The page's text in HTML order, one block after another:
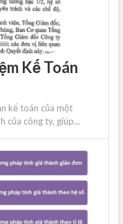
Kế Toán
kế toán của một
của công ty, giúp...